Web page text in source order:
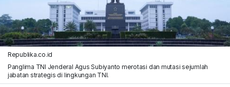
Republika.co.id
Panglima TNI Jenderal Agus Subiyanto merotasi dan mutasi sejumlah
jabatan strategis di lingkungan TNI.